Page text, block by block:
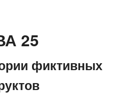
25
фиктивных